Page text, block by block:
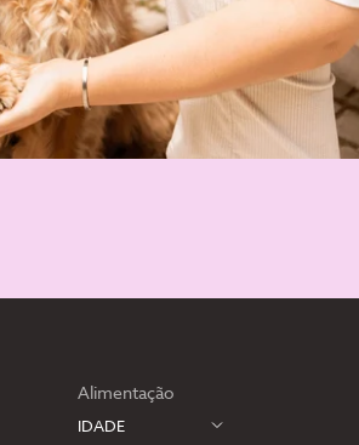
Alimentação
IDADE